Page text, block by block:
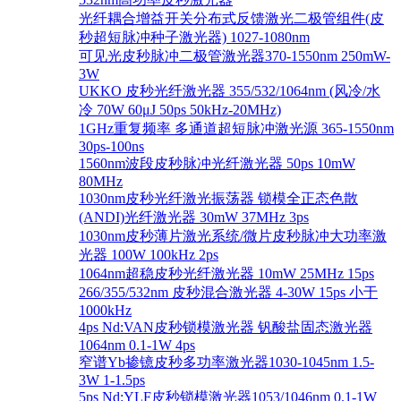
光纤耦合增益开关分布式反馈激光二极管组件(皮
秒超短脉冲种子激光器) 1027-1080nm
可见光皮秒脉冲二极管激光器370-1550nm 250mW-
3W
UKKO 皮秒光纤激光器 355/532/1064nm (风冷/水
冷 70W 60μJ 50ps 50kHz-20MHz)
1GHz重复频率 多通道超短脉冲激光源 365-1550nm
30ps-100ns
1560nm波段皮秒脉冲光纤激光器 50ps 10mW
80MHz
1030nm皮秒光纤激光振荡器 锁模全正态色散
(ANDI)光纤激光器 30mW 37MHz 3ps
1030nm皮秒薄片激光系统/微片皮秒脉冲大功率激
光器 100W 100kHz 2ps
1064nm超稳皮秒光纤激光器 10mW 25MHz 15ps
266/355/532nm 皮秒混合激光器 4-30W 15ps 小于
1000kHz
4ps Nd:VAN皮秒锁模激光器 钒酸盐固态激光器
1064nm 0.1-1W 4ps
窄谱Yb掺镱皮秒多功率激光器1030-1045nm 1.5-
3W 1-1.5ps
5ps Nd:YLF皮秒锁模激光器1053/1046nm 0.1-1W